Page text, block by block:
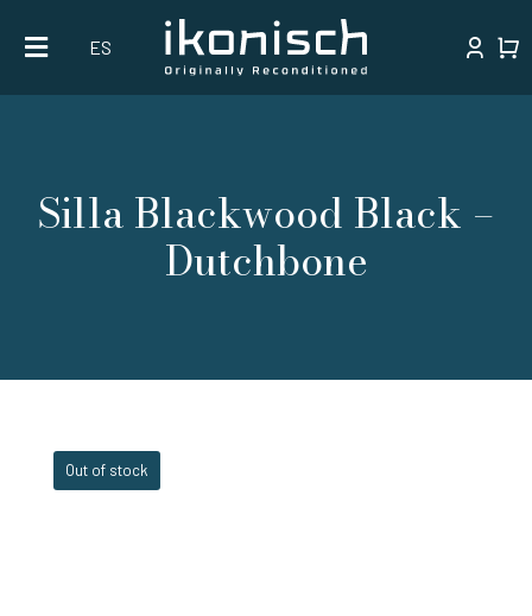
content
ES
Silla Blackwood Black –
Dutchbone
Out of stock